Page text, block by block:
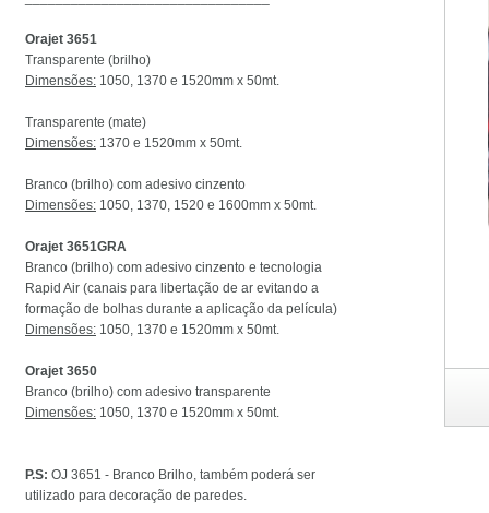
Orajet 3651
Transparente (brilho)
Dimensões: 1050, 1370 e 1520mm x 50mt.
Transparente (mate)
Dimensões: 1370 e 1520mm x 50mt.
Branco (brilho) com adesivo cinzento
Dimensões: 1050, 1370, 1520 e 1600mm x 50mt.
Orajet 3651GRA
Branco (brilho) com adesivo cinzento e tecnologia
Rapid Air (canais para libertação de ar evitando a
formação de bolhas durante a aplicação da película)
Dimensões: 1050, 1370 e 1520mm x 50mt.
Orajet 3650
Branco (brilho) com adesivo transparente
Dimensões: 1050, 1370 e 1520mm x 50mt.
P.S: OJ 3651 - Branco Brilho, também poderá ser
utilizado para decoração de paredes.